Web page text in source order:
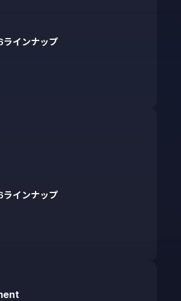
インナップ
インナップ